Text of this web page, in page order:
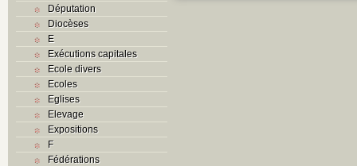
Députation
Diocèses
E
Exécutions capitales
Ecole divers
Ecoles
Eglises
Elevage
Expositions
F
Fédérations